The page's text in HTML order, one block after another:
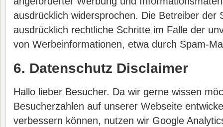
ausdrücklich widersprochen. Die Betreiber der
ausdrücklich rechtliche Schritte im Falle der
von Werbeinformationen, etwa durch Spam-
6. Datenschutz Disclaimer
Hallo lieber Besucher. Da wir gerne wissen
Besucherzahlen auf unserer Webseite
verbessern können, nutzen wir Google